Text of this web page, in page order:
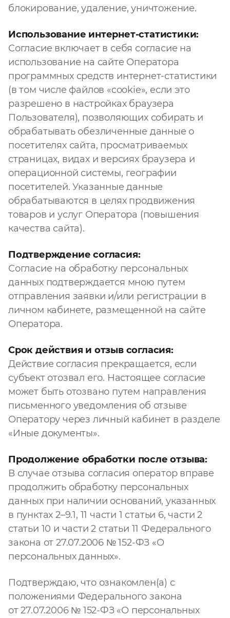
блокирование, удаление, уничтожение.
Использование интернет-статистики:
Согласие включает в себя согласие на
использование на сайте Оператора
программных средств интернет-статистики
(в том числе файлов «cookie», если это
разрешено в настройках браузера
Пользователя), позволяющих собирать и
обрабатывать обезличенные данные о
посетителях сайта, просматриваемых
страницах, видах и версиях браузера и
операционной системы, географии
посетителей. Указанные данные
обрабатываются в целях продвижения
товаров и услуг Оператора (повышения
качества сайта).
Подтверждение согласия:
Согласие на обработку персональных
данных подтверждается мною путем
отправления заявки и/или регистрации в
личном кабинете, размещенной на сайте
Оператора.
Срок действия и отзыв согласия:
Действие согласия прекращается, если
субъект отозвал его. Настоящее согласие
может быть отозвано путем направления
письменного уведомления об отзыве
Оператору через личный кабинет в разделе
«Иные документы».
Продолжение обработки после отзыва:
В случае отзыва согласия оператор вправе
продолжить обработку персональных
данных при наличии оснований, указанных
в пунктах 2–9.1, 11 части 1 статьи 6, части 2
статьи 10 и части 2 статьи 11 Федерального
закона от 27.07.2006 № 152‑ФЗ «О
персональных данных».
Подтверждаю, что ознакомлен(а) с
положениями Федерального закона
от 27.07.2006 № 152‑ФЗ «О персональных